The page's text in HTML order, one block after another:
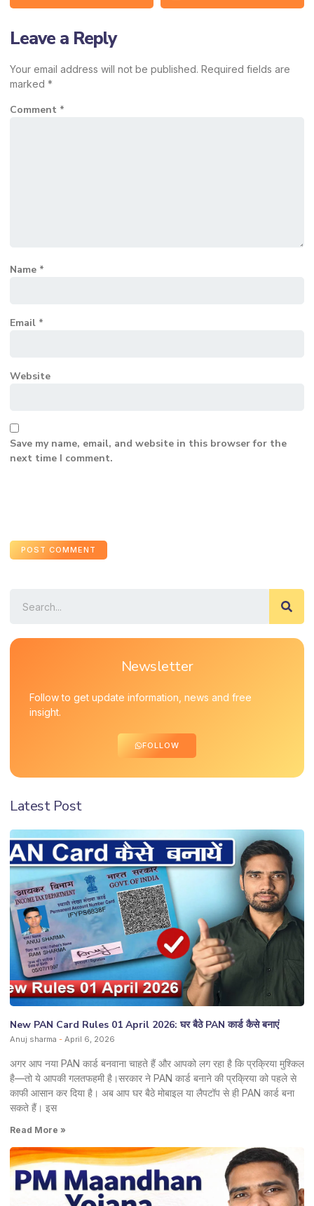
Leave a Reply
Your email address will not be published. Required fields are
marked *
Comment *
Name *
Email *
Website
Save my name, email, and website in this browser for the
next time I comment.
Newsletter
Follow to get update information, news and free
insight.
FOLLOW
Latest Post
New PAN Card Rules 01 April 2026: घर बैठे PAN कार्ड कैसे बनाएं
Anuj sharma April 6, 2026
अगर आप नया PAN कार्ड बनवाना चाहते हैं और आपको लग रहा है कि प्रक्रिया मुश्किल
है—तो ये आपकी गलतफहमी है।सरकार ने PAN कार्ड बनाने की प्रक्रिया को पहले से
काफी आसान कर दिया है। अब आप घर बैठे मोबाइल या लैपटॉप से ही PAN कार्ड बना
सकते हैं। इस
Read More »